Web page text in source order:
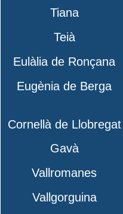
Tiana
Teià
Eulàlia de Ronçana
Eugènia de Berga
Cornellà de Llobregat
Gavà
Vallromanes
Vallgorguina